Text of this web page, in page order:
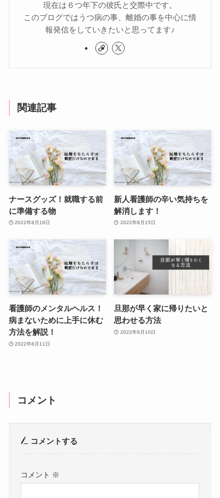
現在は６つ年下の彼氏と交際中です。
このブログではうつ病の事、離婚の事を中心に情
報発信をしていきたいと思ってます♪
関連記事
ナースグッズ！就職する前
に準備する物
2022年8月18日
新人看護師の辛い気持ちを
解消します！
2022年8月15日
看護師のメンタルヘルス！
病まないために上手に休む
方法を解説！
2022年8月11日
旦那が早く家に帰りたいと
思わせる方法
2022年8月10日
コメント
コメントする
コメント ※